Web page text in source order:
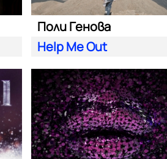
Поли Генова
Help Me Out